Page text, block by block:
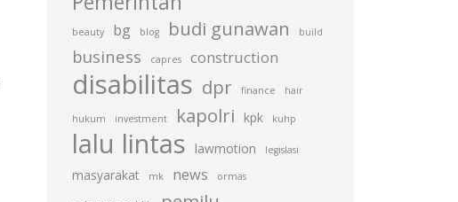
beauty bg blog budi gunawan build
business capres construction
disabilitas dpr finance hair
hukum investment kapolri kpk kuhp
lalu lintas lawmotion legislasi
masyarakat mk news ormas